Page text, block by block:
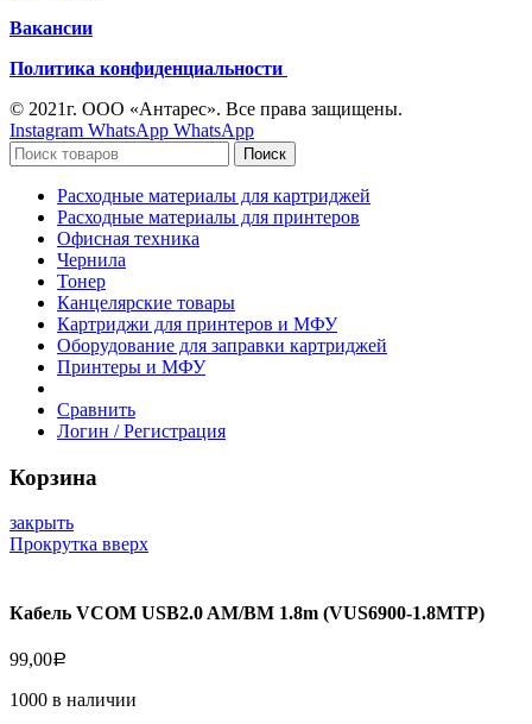
Вакансии
Политика конфиденциальности
© 2021г. ООО «Антарес». Все права защищены.
Instagram WhatsApp WhatsApp
Поиск
Расходные материалы для картриджей
Расходные материалы для принтеров
Офисная техника
Чернила
Тонер
Канцелярские товары
Картриджи для принтеров и МФУ
Оборудование для заправки картриджей
Принтеры и МФУ
Сравнить
Логин / Регистрация
Корзина
закрыть
Прокрутка вверх
Кабель VCOM USB2.0 AM/BM 1.8m (VUS6900-1.8MTP)
99,00Р
1000 в наличии